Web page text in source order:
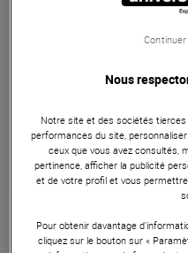
Retrait magasin
à Univers-sons
4x 10x 12x
379,67 € / mois
Eligible à la
Nous
Notre site et des sociétés
performances du site,
ceux que vous avez consultés,
pertinence, afficher la publicité
et de votre profil et vous
Pour obtenir davantage
cliquez sur le bouton sur «